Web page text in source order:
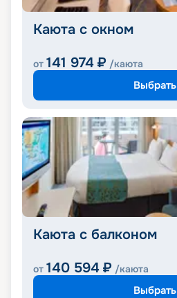
Каюта с окном
от 141 974 ₽ /каюта
Выбрать
Каюта с балконом
от 140 594 ₽ /каюта
Выбрать